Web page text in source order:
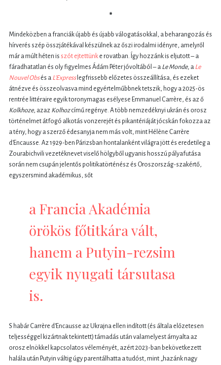
*
Mindeközben a franciák újabb és újabb válogatásokkal, a beharangozás és
hírverés szép összjátékával készülnek az őszi irodalmi idényre, amelyről
már a múlt héten is szót ejtettünk e rovatban. Így hozzánk is eljutott – a
fáradhatatlan és oly figyelmes Ádám Péter jóvoltából – a Le Monde, a Le
Nouvel Obsés a L’Expresslegfrissebb előzetes összeállítása, és ezeket
átnézve és összeolvasva mind egyértelműbbnek tetszik, hogy a 2025-ös
rentrée littéraire egyik toronymagas esélyese Emmanuel Carrère, és az ő
Kolkhoze, azaz Kolhozcímű regénye. A több nemzedéknyi ukrán és orosz
történelmet átfogó alkotás vonzerejét és pikantériáját jócskán fokozza az
a tény, hogy a szerző édesanyja nem más volt, mint Hélène Carrère
d'Encausse. Az 1929-ben Párizsban hontalanként világra jött és eredetileg a
Zourabichvili vezetéknevet viselő hölgyből ugyanis hosszú pályafutása
során nem csupán jelentős politikatörténész és Oroszország-szakértő,
egyszersmind akadémikus, sőt
a Francia Akadémia
örökös főtitkára vált,
hanem a Putyin-rezsim
egyik nyugati társutasa
is.
S habár Carrère d'Encausse az Ukrajna ellen indított (és általa előzetesen
teljességgel kizártnak tekintett) támadás után valamelyest árnyalta az
orosz elnökkel kapcsolatos véleményét, azért 2023-ban bekövetkezett
halála után Putyin váltig úgy parentálhatta a tudóst, mint „hazánk nagy